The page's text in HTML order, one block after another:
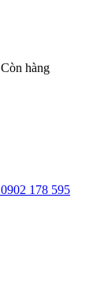
Còn hàng
0902 178 595